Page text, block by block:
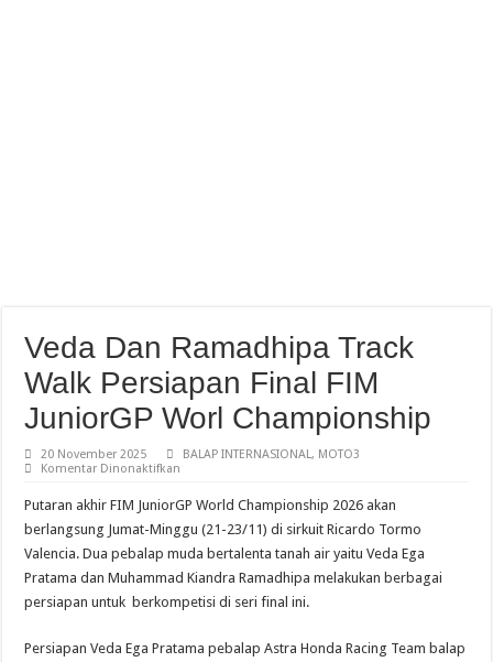
Veda Dan Ramadhipa Track
Walk Persiapan Final FIM
JuniorGP Worl Championship
20 November 2025 BALAP INTERNASIONAL, MOTO3
Komentar Dinonaktifkan
Ramadhipa
Track
Walk
Persiapan
FIM
JuniorGP
Worl
Putaran akhir FIM JuniorGP World Championship 2026 akan
berlangsung Jumat-Minggu (21-23/11) di sirkuit Ricardo Tormo
Valencia. Dua pebalap muda bertalenta tanah air yaitu Veda Ega
Pratama dan Muhammad Kiandra Ramadhipa melakukan berbagai
persiapan untuk berkompetisi di seri final ini.
Persiapan Veda Ega Pratama pebalap Astra Honda Racing Team balap